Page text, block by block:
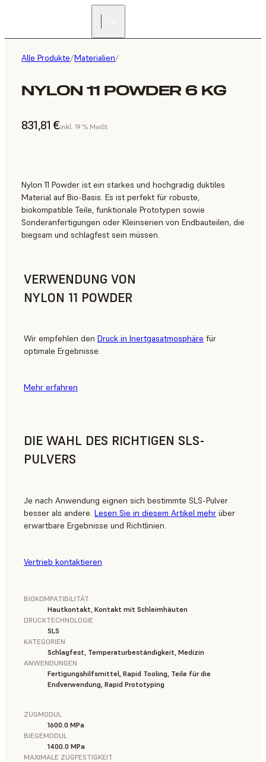
Alle Produkte/Materialien/
NYLON 11 POWDER 6 KG
831,81 €inkl. 19 % MwSt.
Nylon 11 Powder ist ein starkes und hochgradig duktiles
Material auf Bio-Basis. Es ist perfekt für robuste,
biokompatible Teile, funktionale Prototypen sowie
Sonderanfertigungen oder Kleinserien von Endbauteilen, die
biegsam und schlagfest sein müssen.
VERWENDUNG VON
NYLON 11 POWDER
Wir empfehlen den Druck in Inertgasatmosphäre für
optimale Ergebnisse.
Mehr erfahren
DIE WAHL DES RICHTIGEN SLS-
PULVERS
Je nach Anwendung eignen sich bestimmte SLS-Pulver
besser als andere. Lesen Sie in diesem Artikel mehr über
erwartbare Ergebnisse und Richtlinien.
Vertrieb kontaktieren
BIOKOMPATIBILITÄT
Hautkontakt, Kontakt mit Schleimhäuten
DRUCKTECHNOLOGIE
SLS
KATEGORIEN
Schlagfest, Temperaturbeständigkeit, Medizin
ANWENDUNGEN
Fertigungshilfsmittel, Rapid Tooling, Teile für die
Endverwendung, Rapid Prototyping
ZUGMODUL
1600.0 MPa
BIEGEMODUL
1400.0 MPa
MAXIMALE ZUGFESTIGKEIT